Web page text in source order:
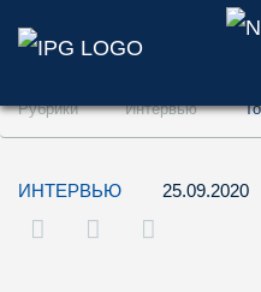
Перейти к
Перейти к
Перейти к
Рубрики Интервью
ИНТЕРВЬЮ 25.09.2020